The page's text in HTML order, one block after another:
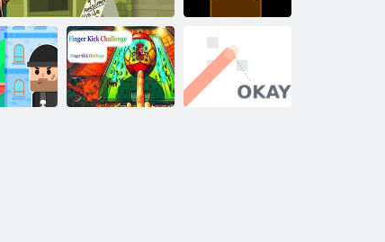
Target del
tempio